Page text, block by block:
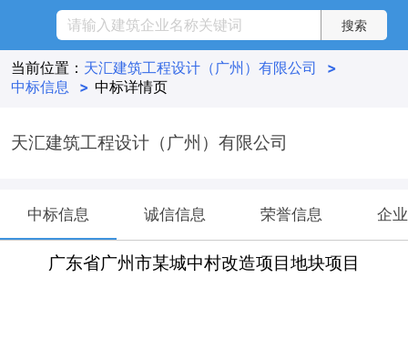
当前位置： 天汇建筑工程设计（广州）有限公司
>
中标信息
> 中标详情页
天汇建筑工程设计（广州）有限公司
中标信息 诚信信息 荣誉信息 企
广东省广州市某城中村改造项目地块项目